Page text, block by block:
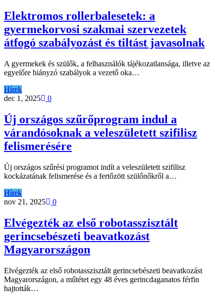
Elektromos rollerbalesetek: a
gyermekorvosi szakmai szervezetek
átfogó szabályozást és tiltást javasolnak
A gyermekek és szülők, a felhasználók tájékozatlansága, illetve az
egyelőre hiányzó szabályok a vezető oka…
Hírek
dec 1, 2025
0
Új országos szűrőprogram indul a
várandósoknak a veleszületett szifilisz
felismerésére
Új országos szűrési programot indít a veleszületett szifilisz
kockázatának felismerése és a fertőzött szülőnőkről a…
Hírek
nov 21, 2025
0
Elvégezték az első robotasszisztált
gerincsebészeti beavatkozást
Magyarországon
Elvégezték az első robotasszisztált gerincsebészeti beavatkozást
Magyarországon, a műtétet egy 48 éves gerincdaganatos férfin
hajtották…